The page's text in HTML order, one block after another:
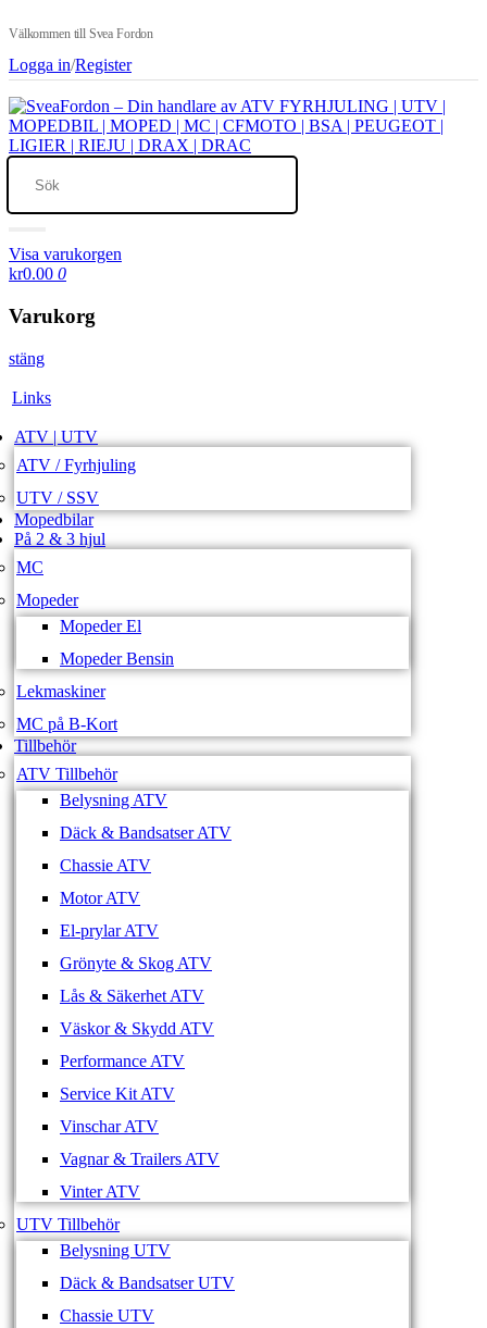
Välkommen till Svea Fordon
Logga in/Register
Visa varukorgen
kr0.00 0
Varukorg
stäng
Links
ATV | UTV
ATV / Fyrhjuling
UTV / SSV
Mopedbilar
På 2 & 3 hjul
MC
Mopeder
Mopeder El
Mopeder Bensin
Lekmaskiner
MC på B-Kort
Tillbehör
ATV Tillbehör
Belysning ATV
Däck & Bandsatser ATV
Chassie ATV
Motor ATV
El-prylar ATV
Grönyte & Skog ATV
Lås & Säkerhet ATV
Väskor & Skydd ATV
Performance ATV
Service Kit ATV
Vinschar ATV
Vagnar & Trailers ATV
Vinter ATV
UTV Tillbehör
Belysning UTV
Däck & Bandsatser UTV
Chassie UTV